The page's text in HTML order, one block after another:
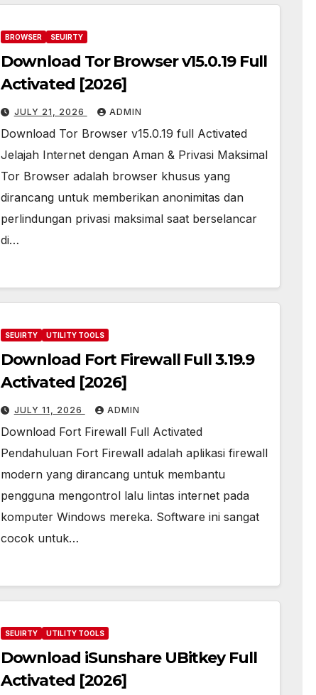
BROWSER SEUIRTY
Download Tor Browser v15.0.19 Full
Activated [2026]
JULY 21, 2026 ADMIN
Download Tor Browser v15.0.19 full Activated
Jelajah Internet dengan Aman & Privasi Maksimal
Tor Browser adalah browser khusus yang
dirancang untuk memberikan anonimitas dan
perlindungan privasi maksimal saat berselancar
di…
SEUIRTY UTILITY TOOLS
Download Fort Firewall Full 3.19.9
Activated [2026]
JULY 11, 2026 ADMIN
Download Fort Firewall Full Activated
Pendahuluan Fort Firewall adalah aplikasi firewall
modern yang dirancang untuk membantu
pengguna mengontrol lalu lintas internet pada
komputer Windows mereka. Software ini sangat
cocok untuk…
SEUIRTY UTILITY TOOLS
Download iSunshare UBitkey Full
Activated [2026]